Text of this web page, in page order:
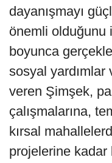
dayanışmayı
önemli olduğunu
boyunca
sosyal
veren Şimşek,
çalışmalarına,
kırsal
projelerine